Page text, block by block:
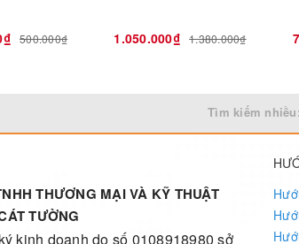
500.000₫ 1.050.000₫ 1.380.000₫
Tìm kiếm nhiều:
THƯƠNG MẠI VÀ KỸ THUẬT
TƯỜNG
kinh doanh do số 0108918980 sở